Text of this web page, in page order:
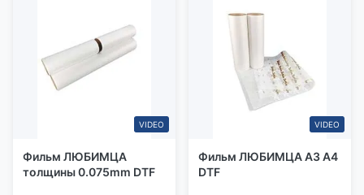
VIDEO
Фильм ЛЮБИМЦА
толщины 0.075mm DTF
VIDEO
Фильм ЛЮБИМЦА A3 A4
DTF